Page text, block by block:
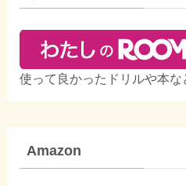
使って良かったドリルや本な
Amazon